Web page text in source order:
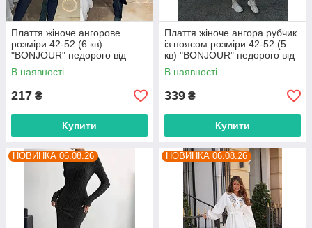
Плаття жіноче ангорове
розміри 42-52 (6 кв)
"BONJOUR" недорого від
прямого постачальника
В наявності
217 ₴
Купити
Плаття жіноче ангора рубчик
із поясом розміри 42-52 (5
кв) "BONJOUR" недорого від
прямого постачальника
В наявності
339 ₴
Купити
НОВИНКА 06.08.26 НОВИНКА 06.08.26